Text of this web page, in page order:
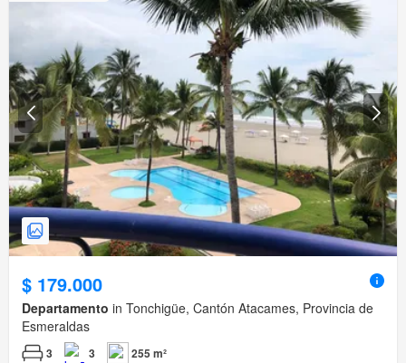
$ 179.000
Departamento in Tonchigüe, Cantón Atacames, Provincia de
Esmeraldas
3 3 255 m²